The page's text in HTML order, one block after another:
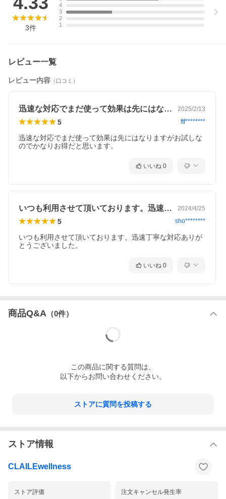
クレイルケアテープは、CLAILEwellnessオリジナルの健康テ
クサ、ヒアルロン酸、アロエなどの素材をバランスよく配合
しています。
さにも配慮したテープを採用しました。
ースでお使いいただけます。
クレイルケアテープには、以下の素材を配合しています。
・有機ゲルマニウム
・西洋イラクサ
3件
4
3
2
1
レビュー一覧
レビュー内容 （口コミ）
迅速な対応でまだ使って効果は先にはなり… 2025/2/13
5 ftf********
迅速な対応でまだ使って効果は先にはなりますがお試しな
のでかなりお得だと思います。
いいね 0
いつも利用させて頂いております。迅速丁… 2024/4/25
5 sho********
いつも利用させて頂いております。迅速丁寧な対応ありが
とうございました。
いいね 0
商品Q&A （0件）
この商品に関する質問は、
以下からお問い合わせください。
ストアに質問を投稿する
ストア情報
CLAILEwellness
ストア評価 注文キャンセル発生率